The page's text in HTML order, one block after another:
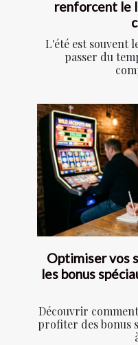
renforcent le
L'été est souvent
passer du
Optimiser vos
les bonus
Découvrir
profiter des bonus